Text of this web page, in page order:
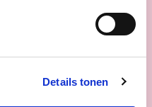
Details tonen